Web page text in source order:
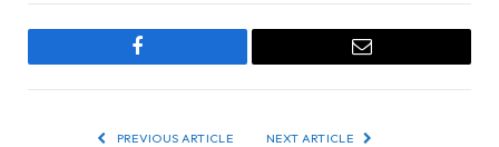
Facebook Email
PREVIOUS ARTICLE NEXT ARTICLE